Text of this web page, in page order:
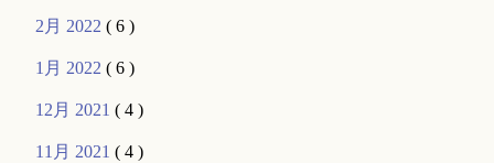
2月 2022( 6 )
1月 2022( 6 )
12月 2021( 4 )
11月 2021( 4 )